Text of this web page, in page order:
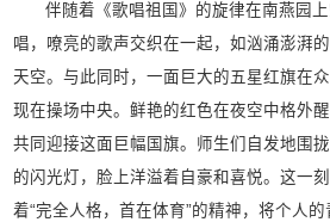
伴随着《歌唱祖国》的旋律在南燕园
唱，嘹亮的歌声交织在一起，如汹涌澎湃
天空。与此同时，一面巨大的五星红旗在
现在操场中央。鲜艳的红色在夜空中格外
共同迎接这面巨幅国旗。师生们自发地围
的闪光灯，脸上洋溢着自豪和喜悦。这一
着“完全人格，首在体育”的精神，将个人